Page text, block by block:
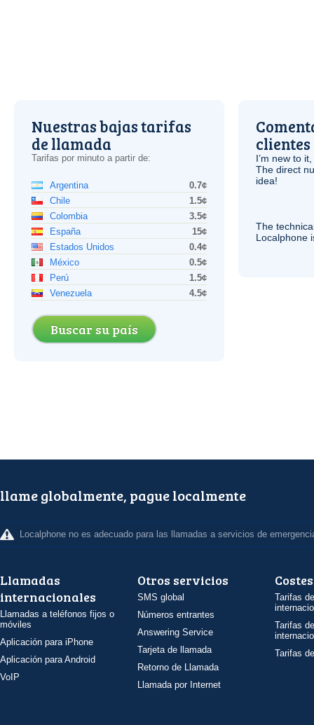
Nuestras bajas tarifas
de llamada
Tarifas por minuto a partir de:
Argentina
0.7¢
Chile
1.5¢
Colombia
3.5¢
España
15¢
Estados Unidos
0.4¢
México
0.5¢
Perú
1.5¢
Venezuela
4.5¢
Buscar su país
clientes
I’m new to
The direct
idea!
The
Localphone
llame globalmente, pague localmente
Localphone no es adecuado para las llamadas a servicios de
Llamadas
internacionales
Llamadas a teléfonos fijos o
móviles
Aplicación para iPhone
Aplicación para Android
VoIP
Otros servicios
SMS global
Números entrantes
Answering Service
Tarjeta de llamada
Retorno de Llamada
Llamada por Internet
Costes
Tarifas
Tarifas
Tarifas